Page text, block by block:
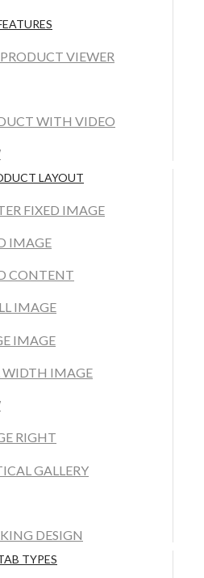
VIEWER
WITH VIDEO
LAYOUT
FIXED IMAGE
IMAGE
CONTENT
IMAGE
IMAGE
WIDTH IMAGE
RIGHT
GALLERY
DESIGN
TYPES